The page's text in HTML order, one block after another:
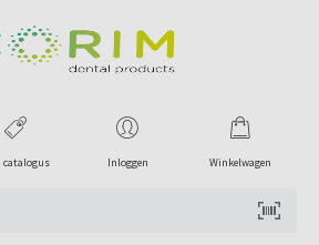
Winkelwagen
Inloggen
catalogus